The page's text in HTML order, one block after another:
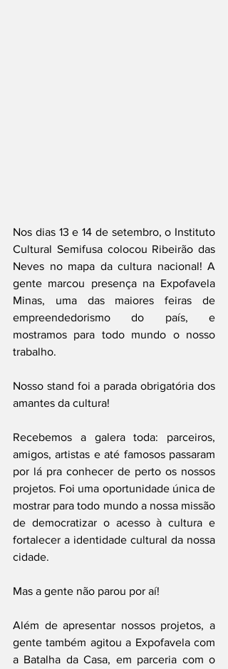
Nos dias 13 e 14 de setembro, o Instituto
Cultural Semifusa colocou Ribeirão das
Neves no mapa da cultura nacional! A
gente marcou presença na Expofavela
Minas, uma das maiores feiras de
empreendedorismo do país, e
mostramos para todo mundo o nosso
trabalho.
Nosso stand foi a parada obrigatória dos
amantes da cultura!
Recebemos a galera toda: parceiros,
amigos, artistas e até famosos passaram
por lá pra conhecer de perto os nossos
projetos. Foi uma oportunidade única de
mostrar para todo mundo a nossa missão
de democratizar o acesso à cultura e
fortalecer a identidade cultural da nossa
cidade.
Mas a gente não parou por aí!
Além de apresentar nossos projetos, a
gente também agitou a Expofavela com
a Batalha da Casa, em parceria com o